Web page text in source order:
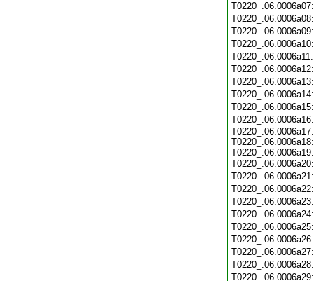
T0220_.06.0006a17:
T0220_.06.0006a18:
T0220_.06.0006a19: